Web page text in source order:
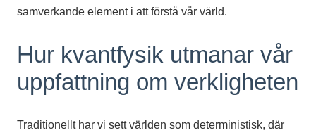
samverkande element i att förstå vår värld.
Hur kvantfysik utmanar vår
uppfattning om verkligheten
Traditionellt har vi sett världen som deterministisk, där